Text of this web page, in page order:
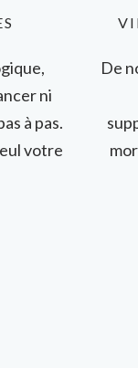
ni
à pas.
votre
De